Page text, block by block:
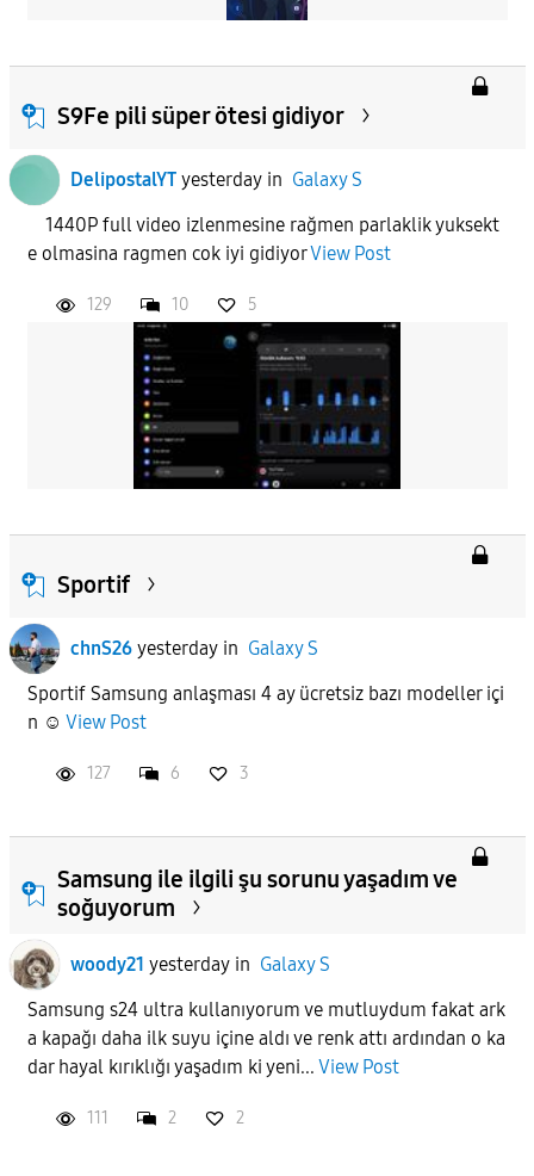
S9Fe pili süper ötesi gidiyor
DelipostalYT yesterdayin Galaxy S
1440P full video izlenmesine rağmen parlaklik yuksekt
e olmasina ragmen cok iyi gidiyorView Post
129 10 5
Sportif
chnS26 yesterdayin Galaxy S
Sportif Samsung anlaşması 4 ay ücretsiz bazı modeller içi
n ☺️ View Post
127 6 3
Samsung ile ilgili şu sorunu yaşadım ve
soğuyorum
woody21 yesterdayin Galaxy S
Samsung s24 ultra kullanıyorum ve mutluydum fakat ark
a kapağı daha ilk suyu içine aldı ve renk attı ardından o ka
dar hayal kırıklığı yaşadım ki yeni... View Post
111 2 2